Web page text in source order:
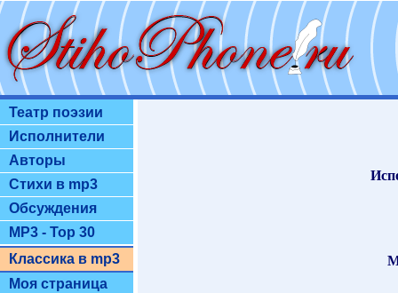
Театр поэзии
Исполнители
Авторы
Стихи в mp3
Обсуждения
MP3 - Top 30
Классика в mp3
Моя страница